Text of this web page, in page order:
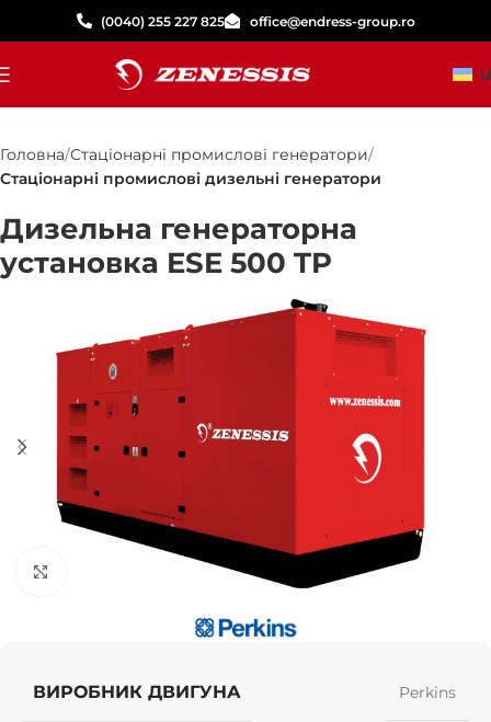
(0040) 255 227 825 office@endress-group.ro
Головна Стаціонарні промислові генератори
Стаціонарні промислові дизельні генератори
Дизельна генераторна
установка ESE 500 TP
Клацніть, щоб збільшити
ВИРОБНИК ДВИГУНА Perkins